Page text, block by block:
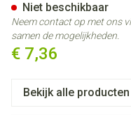
€ 7,36
Niet beschikbaar
Neem contact op met ons
samen de mogelijkheden.
Bekijk alle